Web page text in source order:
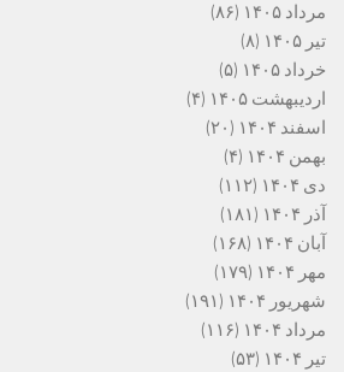
مرداد ۱۴۰۵
(۸۶)
تیر ۱۴۰۵
(۸)
خرداد ۱۴۰۵
(۵)
اردیبهشت ۱۴۰۵
(۴)
اسفند ۱۴۰۴
(۲۰)
بهمن ۱۴۰۴
(۴)
دی ۱۴۰۴
(۱۱۲)
آذر ۱۴۰۴
(۱۸۱)
آبان ۱۴۰۴
(۱۶۸)
مهر ۱۴۰۴
(۱۷۹)
شهریور ۱۴۰۴
(۱۹۱)
مرداد ۱۴۰۴
(۱۱۶)
تیر ۱۴۰۴
(۵۳)